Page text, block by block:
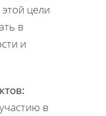
цели
в
и
в